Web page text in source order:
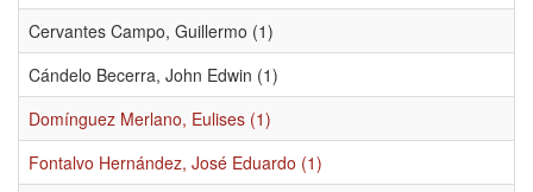
Cervantes Campo, Guillermo (1)
Cándelo Becerra, John Edwin (1)
Domínguez Merlano, Eulises (1)
Fontalvo Hernández, José Eduardo (1)